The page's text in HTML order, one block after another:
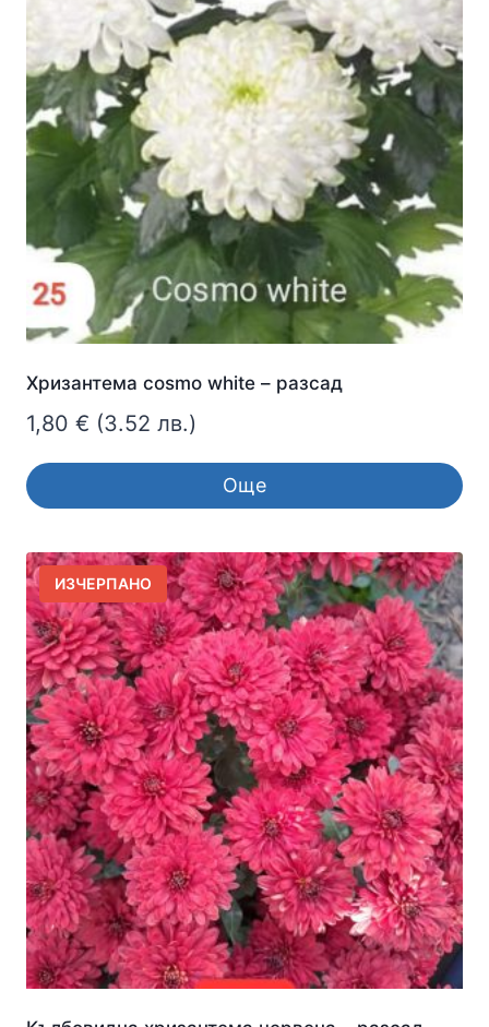
Хризантема cosmo white – разсад
1,80 € (3.52 лв.)
Още
ИЗЧЕРПАНО